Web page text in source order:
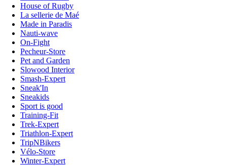
House of Rugby
La sellerie de Maé
Made in Paradis
Nauti-wave
On-Fight
Pecheur-Store
Pet and Garden
Slowood Interior
Smash-Expert
Sneak'In
Sneakids
Sport is good
Training-Fit
Trek-Expert
Triathlon-Expert
TripNBikers
Vélo-Store
Winter-Expert